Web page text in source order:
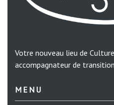
Votre nouveau lieu de
accompagnateur de
MENU